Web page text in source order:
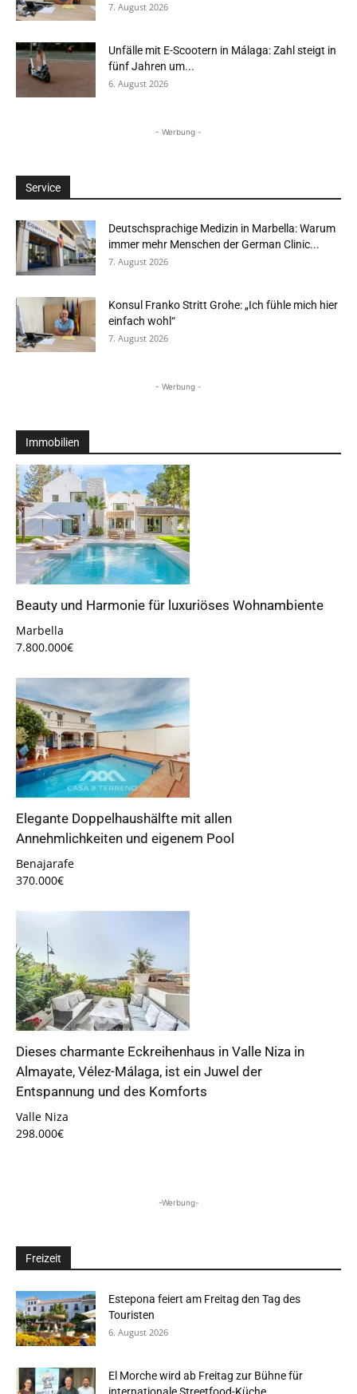
7. August 2026
Unfälle mit E-Scootern in Málaga: Zahl steigt in
fünf Jahren um...
6. August 2026
- Werbung -
Service
Deutschsprachige Medizin in Marbella: Warum
immer mehr Menschen der German Clinic...
7. August 2026
Konsul Franko Stritt Grohe: „Ich fühle mich hier
einfach wohl“
7. August 2026
- Werbung -
Immobilien
Beauty und Harmonie für luxuriöses Wohnambiente
Marbella
7.800.000€
Elegante Doppelhaushälfte mit allen
Annehmlichkeiten und eigenem Pool
Benajarafe
370.000€
Dieses charmante Eckreihenhaus in Valle Niza in
Almayate, Vélez-Málaga, ist ein Juwel der
Entspannung und des Komforts
Valle Niza
298.000€
-Werbung-
Freizeit
Estepona feiert am Freitag den Tag des
Touristen
6. August 2026
El Morche wird ab Freitag zur Bühne für